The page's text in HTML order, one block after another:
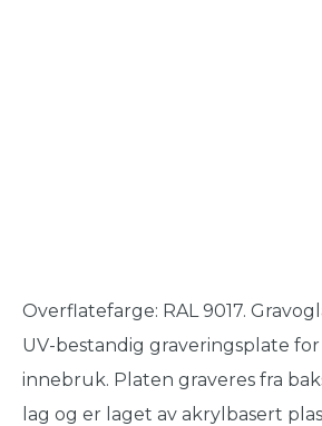
Overflatefarge: RAL 9017.
UV-bestandig graveringsplate
innebruk. Platen graveres fra
lag og er laget av akrylbasert